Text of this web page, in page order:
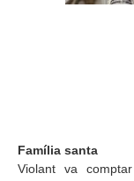
Família santa
Violant va